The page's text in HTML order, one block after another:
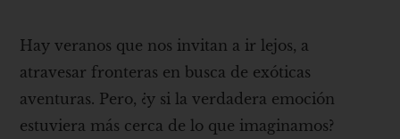
Hay veranos que nos invitan a ir lejos, a
atravesar fronteras en busca de exóticas
aventuras. Pero, ¿y si la verdadera emoción
estuviera más cerca de lo que imaginamos?